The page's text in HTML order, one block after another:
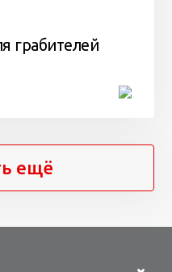
грабителей
ещё